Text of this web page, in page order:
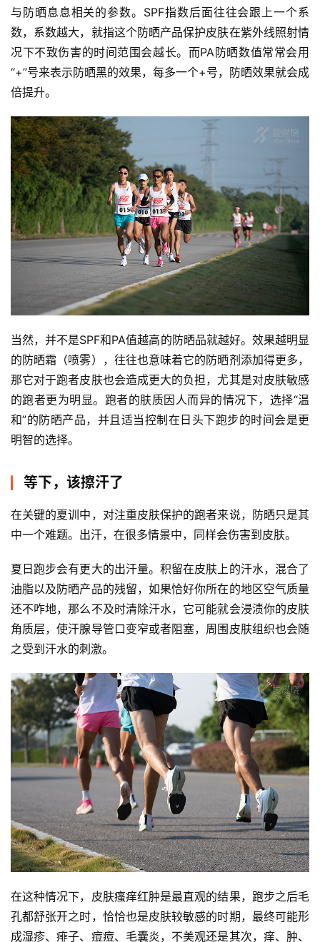
与防晒息息相关的参数。SPF指数后面往往会跟上一个系
数，系数越大，就指这个防晒产品保护皮肤在紫外线照射情
况下不致伤害的时间范围会越长。而PA防晒数值常常会用
“+”号来表示防晒黑的效果，每多一个+号，防晒效果就会成
倍提升。
当然，并不是SPF和PA值越高的防晒品就越好。效果越明显
的防晒霜（喷雾），往往也意味着它的防晒剂添加得更多，
那它对于跑者皮肤也会造成更大的负担，尤其是对皮肤敏感
的跑者更为明显。跑者的肤质因人而异的情况下，选择“温
和”的防晒产品，并且适当控制在日头下跑步的时间会是更
明智的选择。
等下，该擦汗了
在关键的夏训中，对注重皮肤保护的跑者来说，防晒只是其
中一个难题。出汗，在很多情景中，同样会伤害到皮肤。
夏日跑步会有更大的出汗量。积留在皮肤上的汗水，混合了
油脂以及防晒产品的残留，如果恰好你所在的地区空气质量
还不咋地，那么不及时清除汗水，它可能就会浸渍你的皮肤
角质层，使汗腺导管口变窄或者阻塞，周围皮肤组织也会随
之受到汗水的刺激。
在这种情况下，皮肤瘙痒红肿是最直观的结果，跑步之后毛
孔都舒张开之时，恰恰也是皮肤较敏感的时期，最终可能形
成湿疹、痱子、痘痘、毛囊炎，不美观还是其次，痒、肿、